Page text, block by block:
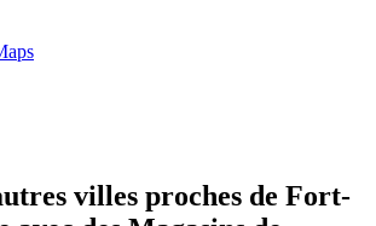
villes proches de Fort-